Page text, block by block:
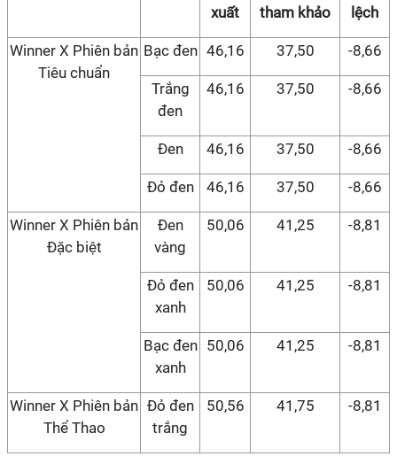
xuất
tham khảo
lệch
Winner X Phiên bản
Tiêu chuẩn
Bạc đen 46,16 37,50 -8,66
Trắng
đen
46,16 37,50 -8,66
Đen 46,16 37,50 -8,66
Đỏ đen 46,16 37,50 -8,66
Winner X Phiên bản
Đặc biệt
Đen
vàng
50,06 41,25 -8,81
Đỏ đen
xanh
50,06 41,25 -8,81
Bạc đen
xanh
50,06 41,25 -8,81
Winner X Phiên bản
Thể Thao
Đỏ đen
trắng
50,56 41,75 -8,81